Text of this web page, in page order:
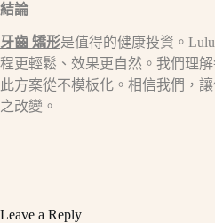
結論​
牙齒 矯形是值得的健康投資。
程更輕鬆、效果更自然。我們理
此方案從不模板化。相信我們，
之改變。
Leave a Reply